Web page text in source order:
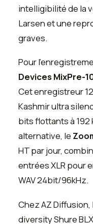
intelligibilité de la
Larsen et une
graves.
Pour
Devices MixPre-
Cet enregistreur
Kashmir ultra
bits flottants à 192
alternative, le
HT par jour,
entrées XLR pour
WAV 24bit/96kHz.
Chez AZ
diversity Shure